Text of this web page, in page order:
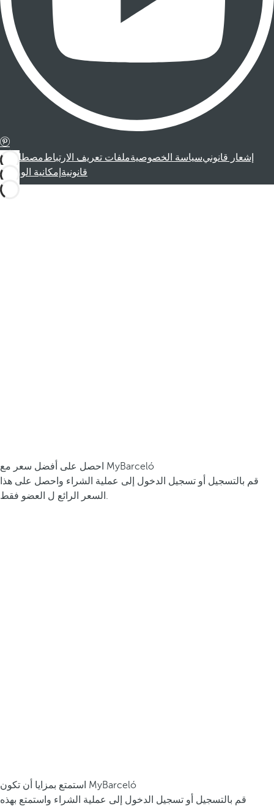
إشعار قانونيسياسة الخصوصيةملفات تعريف الارتباطمصطلحات
قانونية إمكانية الوصول
احصل على أفضل سعر مع MyBarceló
قم بالتسجيل أو تسجيل الدخول إلى عملية الشراء واحصل على هذا
السعر الرائع ل العضو فقط.
استمتع بمزايا أن تكون MyBarceló
قم بالتسجيل أو تسجيل الدخول إلى عملية الشراء واستمتع بهذه